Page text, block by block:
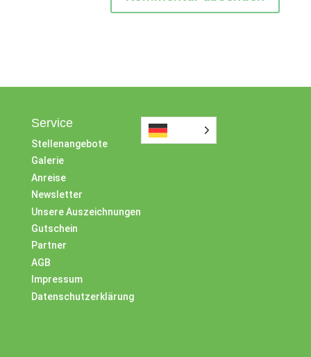
Service
Stellenangebote
Galerie
Anreise
Newsletter
Unsere Auszeichnungen
Gutschein
Partner
AGB
Impressum
Datenschutzerklärung